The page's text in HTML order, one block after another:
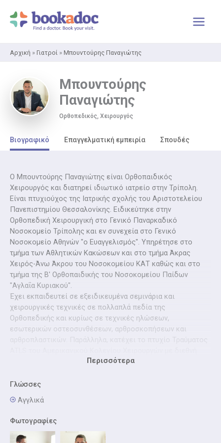
στο
περιεχόμενο
Αρχική » Γιατροί » Μπουντούρης Παναγιώτης
Μπουντούρης
Παναγιώτης
Ορθοπεδικός, Χειρουργός
Βιογραφικό Επαγγελματική εμπειρία Σπουδές
O Μπουντούρης Παναγιώτης είναι Ορθοπαιδικός
Χειρουργός και διατηρεί ιδιωτικό ιατρείο στην Τρίπολη.
Είναι πτυχιούχος της Ιατρικής σχολής του Αριστοτελείου
Πανεπιστημίου Θεσσαλονίκης. Ειδικεύτηκε στην
Ορθοπεδική Χειρουργική στο Γενικό Παναρκαδικό
Νοσοκομείο Τρίπολης και εν συνεχεία στο Γενικό
Νοσοκομείο Αθηνών "ο Ευαγγελισμός". Υπηρέτησε στο
τμήμα των Αθλητικών Κακώσεων και στο τμήμα Άκρας
Χειρός-Άνω Άκρου του Νοσοκομείου ΚΑΤ καθώς και στο
τμήμα της Β' Ορθοπαιδικής του Νοσοκομείου Παίδων
"Αγλαΐα Κυριακού".
Έχει εκπαιδευτεί σε εξειδικευμένα σεμινάρια και
χειρουργικές τεχνικές σε πολλαπλά πεδία της
Ορθοπεδικής και κυρίως σε τεχνικές ηλώσεων,
εσωτερικών οστεοσυνθέσεων, αρθροσκοπήσεων και
του Ώμου, της Ποδοκνημικής, του Ισχίου, της Σπονδυλικής
Κατάγματα), την Οστεοπόρωση καθώς και την
Παιδορθοπεδική.
Επιπλέον, έχει παρακολουθήσει μεγάλο αριθμό συνεδρίων
στην Ελλάδα και το εξωτερικό, ενώ έχει παρουσιάσει
Περισσότερα
Γλώσσες
Αγγλικά
Φωτογραφίες